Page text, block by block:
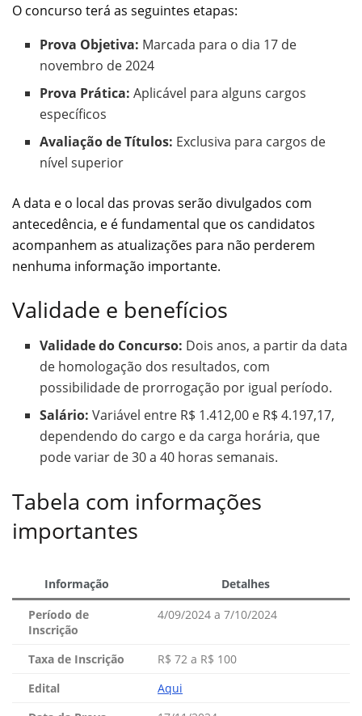
O concurso terá as seguintes etapas:
Prova Objetiva: Marcada para o dia 17 de
novembro de 2024
Prova Prática: Aplicável para alguns cargos
específicos
Avaliação de Títulos: Exclusiva para cargos de
nível superior
A data e o local das provas serão divulgados com
antecedência, e é fundamental que os candidatos
acompanhem as atualizações para não perderem
nenhuma informação importante.
Validade e benefícios
Validade do Concurso: Dois anos, a partir da data
de homologação dos resultados, com
possibilidade de prorrogação por igual período.
Salário: Variável entre R$ 1.412,00 e R$ 4.197,17,
dependendo do cargo e da carga horária, que
pode variar de 30 a 40 horas semanais.
Tabela com informações
importantes
Informação
Detalhes
Período de
Inscrição
4/09/2024 a 7/10/2024
Taxa de Inscrição
R$ 72 a R$ 100
Edital
Aqui